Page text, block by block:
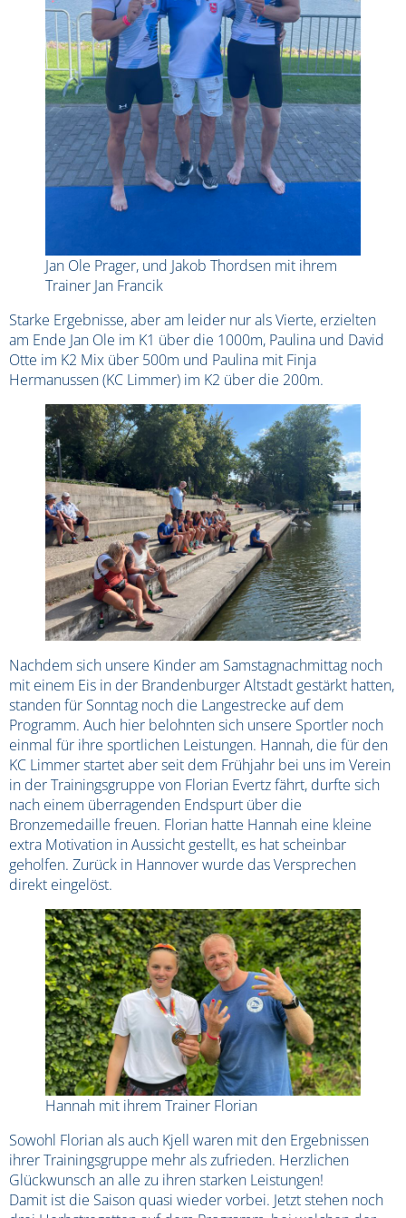
Jan Ole Prager, und Jakob Thordsen mit ihrem
Trainer Jan Francik
Starke Ergebnisse, aber am leider nur als Vierte, erzielten
am Ende Jan Ole im K1 über die 1000m, Paulina und David
Otte im K2 Mix über 500m und Paulina mit Finja
Hermanussen (KC Limmer) im K2 über die 200m.
Nachdem sich unsere Kinder am Samstagnachmittag noch
mit einem Eis in der Brandenburger Altstadt gestärkt hatten,
standen für Sonntag noch die Langestrecke auf dem
Programm. Auch hier belohnten sich unsere Sportler noch
einmal für ihre sportlichen Leistungen. Hannah, die für den
KC Limmer startet aber seit dem Frühjahr bei uns im Verein
in der Trainingsgruppe von Florian Evertz fährt, durfte sich
nach einem überragenden Endspurt über die
Bronzemedaille freuen. Florian hatte Hannah eine kleine
extra Motivation in Aussicht gestellt, es hat scheinbar
geholfen. Zurück in Hannover wurde das Versprechen
direkt eingelöst.
Hannah mit ihrem Trainer Florian
Sowohl Florian als auch Kjell waren mit den Ergebnissen
ihrer Trainingsgruppe mehr als zufrieden. Herzlichen
Glückwunsch an alle zu ihren starken Leistungen!
Damit ist die Saison quasi wieder vorbei. Jetzt stehen noch